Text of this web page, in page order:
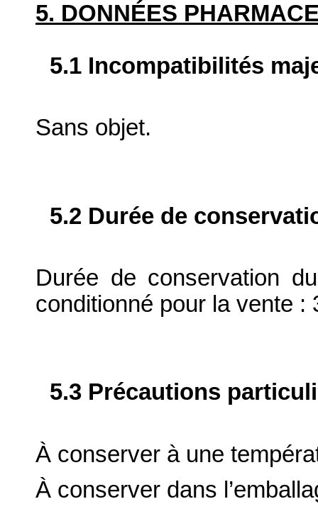
5. DONNÉES
5.1 Incompatibilités
Sans objet.
5.2 Durée de
Durée de conservation
conditionné pour la vente :
5.3 Précautions
À conserver à une
À conserver dans